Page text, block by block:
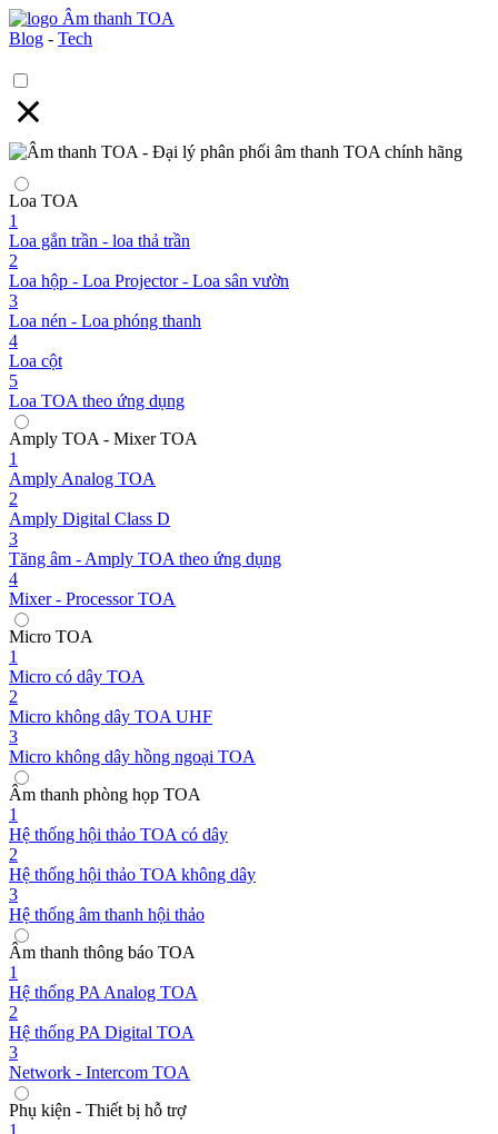
Blog - Tech
Loa TOA
1
Loa gắn trần - loa thả trần
2
Loa hộp - Loa Projector - Loa sân vườn
3
Loa nén - Loa phóng thanh
4
Loa cột
5
Loa TOA theo ứng dụng
Amply TOA - Mixer TOA
1
Amply Analog TOA
2
Amply Digital Class D
3
Tăng âm - Amply TOA theo ứng dụng
4
Mixer - Processor TOA
Micro TOA
1
Micro có dây TOA
2
Micro không dây TOA UHF
3
Micro không dây hồng ngoại TOA
Âm thanh phòng họp TOA
1
Hệ thống hội thảo TOA có dây
2
Hệ thống hội thảo TOA không dây
3
Hệ thống âm thanh hội thảo
Âm thanh thông báo TOA
1
Hệ thống PA Analog TOA
2
Hệ thống PA Digital TOA
3
Network - Intercom TOA
Phụ kiện - Thiết bị hỗ trợ
1